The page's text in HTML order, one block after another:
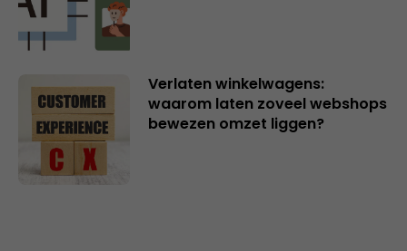
Verlaten winkelwagens:
waarom laten zoveel webshops
bewezen omzet liggen?